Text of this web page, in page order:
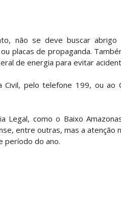
não se deve buscar abrigo
placas de propaganda.
de energia para evitar
pelo telefone 199, ou ao
como o Baixo
entre outras, mas a atenção
período do ano.